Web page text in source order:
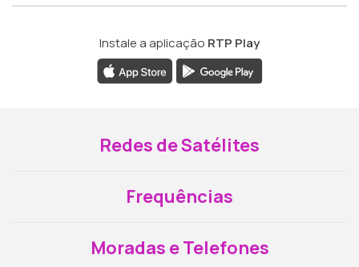
Instale a aplicação RTP Play
Redes de Satélites
Frequências
Moradas e Telefones